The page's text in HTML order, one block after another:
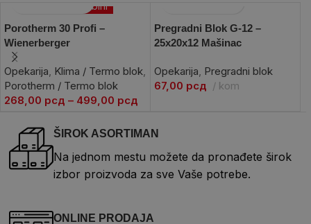
Po porudžbini
Porotherm 30 Profi –
Wienerberger
Opekarija Klima / Termo blok
Porotherm / Termo blok
268,00 рсд – 499,00 рсд
Pregradni Blok G-12 –
25x20x12 Mašinac
Opekarija Pregradni blok
67,00 рсд kom
ŠIROK ASORTIMAN
Na jednom mestu možete da pronađete širok
izbor proizvoda za sve Vaše potrebe.
ONLINE PRODAJA